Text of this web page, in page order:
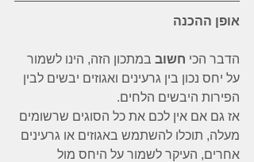
אופן ההכנה
הדבר הכי חשוב במתכון הזה, הינו לשמור
על יחס נכון בין גרעינים ואגוזים יבשים לבין
הפירות היבשים הלחים.
אז גם אם אין לכם את כל הסוגים שרשומים
מעלה, תוכלו להשתמש באגוזים או גרעינים
אחרים, העיקר לשמור על היחס מול